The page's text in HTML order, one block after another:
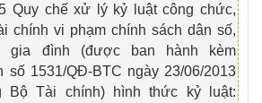
Quy chế xử lý kỷ luật công chức,
chính vi phạm chính sách dân số,
gia đình (được ban hành kèm
số 1531/QĐ-BTC ngày 23/06/2013
Bộ Tài chính) hình thức kỷ luật: